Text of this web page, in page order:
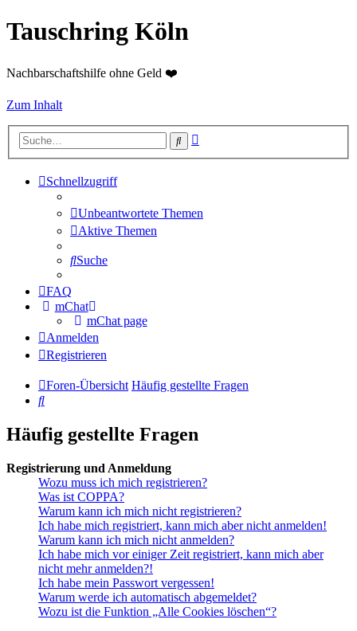
Tauschring Köln
Nachbarschaftshilfe ohne Geld ❤️
Zum Inhalt
Suche
Schnellzugriff
Unbeantwortete Themen
Aktive Themen
Suche
FAQ
mChat
mChat page
Anmelden
Registrieren
Foren-Übersicht Häufig gestellte Fragen
Suche
Häufig gestellte Fragen
Registrierung und Anmeldung
Wozu muss ich mich registrieren?
Was ist COPPA?
Warum kann ich mich nicht registrieren?
Ich habe mich registriert, kann mich aber nicht anmelden!
Warum kann ich mich nicht anmelden?
Ich habe mich vor einiger Zeit registriert, kann mich aber
nicht mehr anmelden?!
Ich habe mein Passwort vergessen!
Warum werde ich automatisch abgemeldet?
Wozu ist die Funktion „Alle Cookies löschen“?